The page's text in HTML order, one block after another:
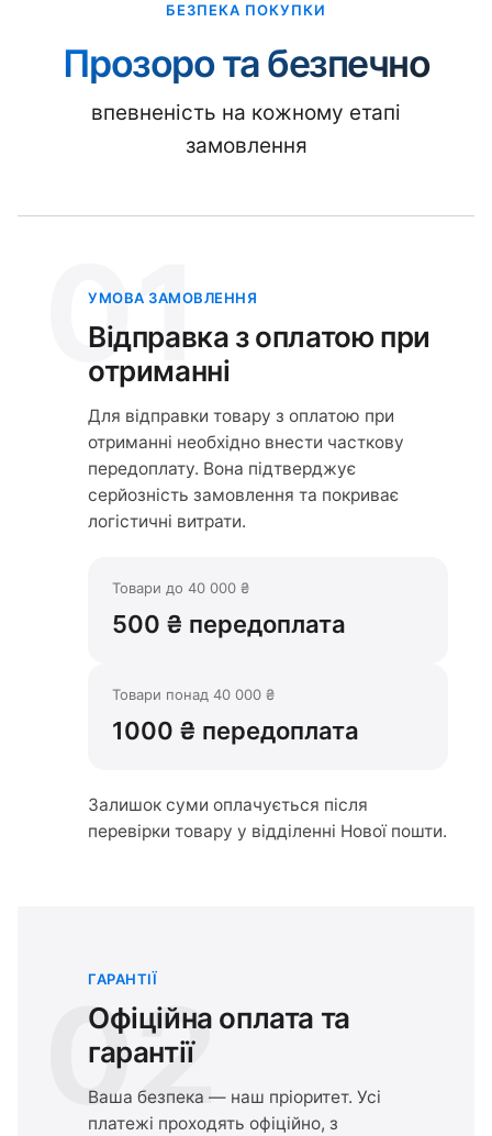
БЕЗПЕКА ПОКУПКИ
Прозоро та безпечно
впевненість на кожному етапі
замовлення
01
УМОВА ЗАМОВЛЕННЯ
Відправка з оплатою при
отриманні
Для відправки товару з оплатою при
отриманні необхідно внести часткову
передоплату. Вона підтверджує
серйозність замовлення та покриває
логістичні витрати.
Товари до 40 000 ₴
500 ₴ передоплата
Товари понад 40 000 ₴
1000 ₴ передоплата
Залишок суми оплачується після
перевірки товару у відділенні Нової пошти.
02
ГАРАНТІЇ
Офіційна оплата та
гарантії
Ваша безпека — наш пріоритет. Усі
платежі проходять офіційно, з